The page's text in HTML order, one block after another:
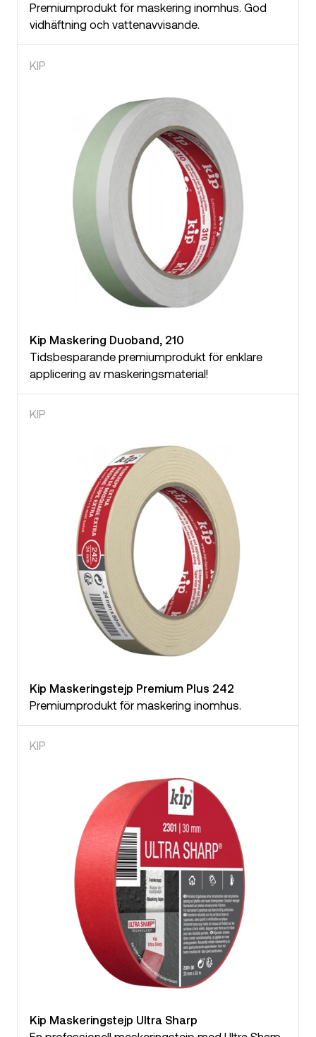
Premiumprodukt för maskering inomhus. God
vidhäftning och vattenavvisande.
KIP
Kip Maskering Duoband, 210
Tidsbesparande premiumprodukt för enklare
applicering av maskeringsmaterial!
KIP
Kip Maskeringstejp Premium Plus 242
Premiumprodukt för maskering inomhus.
KIP
Kip Maskeringstejp Ultra Sharp